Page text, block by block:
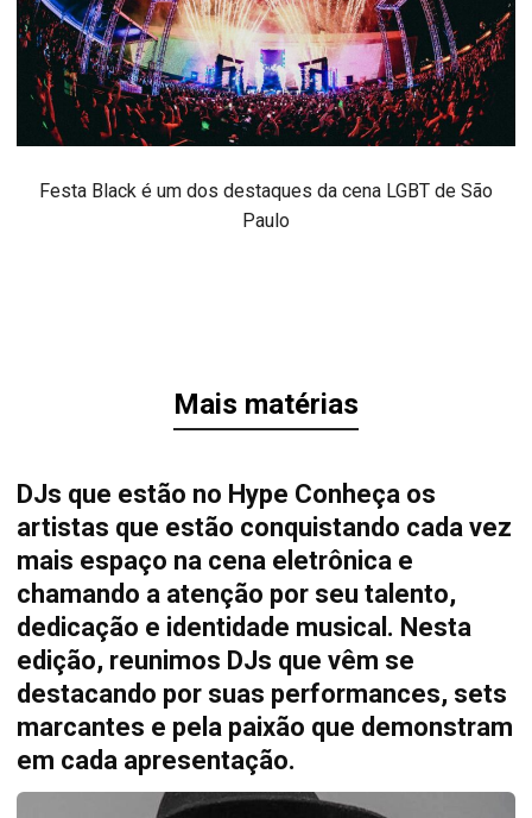
Festa Black é um dos destaques da cena LGBT de São
Paulo
Mais matérias
DJs que estão no Hype Conheça os
artistas que estão conquistando cada vez
mais espaço na cena eletrônica e
chamando a atenção por seu talento,
dedicação e identidade musical. Nesta
edição, reunimos DJs que vêm se
destacando por suas performances, sets
marcantes e pela paixão que demonstram
em cada apresentação.